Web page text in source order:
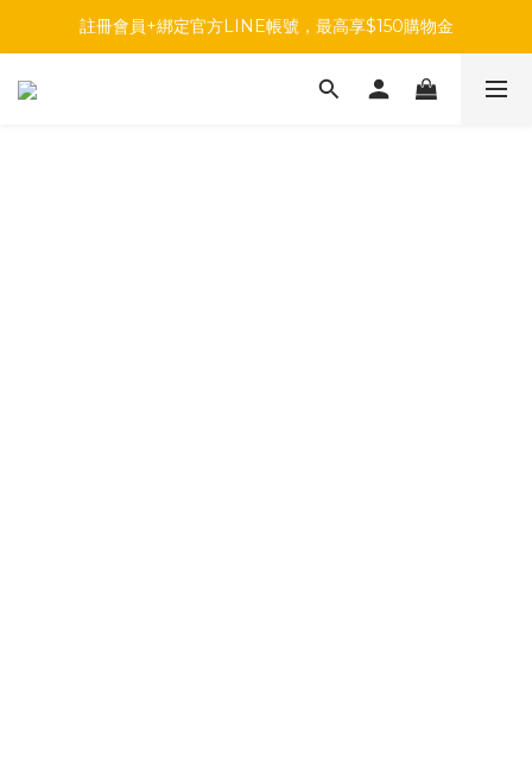
註冊會員+綁定官方LINE帳號，最高享$150購物金
註冊會員+綁定官方LINE帳號，最高享$150購物金
前往參加投票，領取專屬折扣碼!